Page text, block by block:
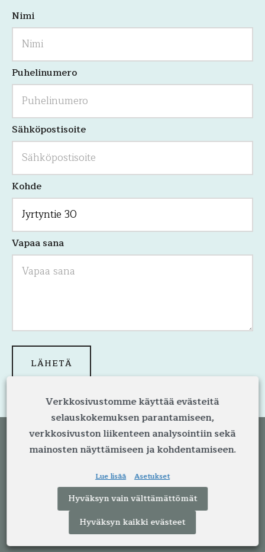
Kenttä
on
validointitarkoituksiin
tulee
jättää
koskemattomaksi.
Nimi
Puhelinumero
Sähköpostisoite
Kohde
Vapaa sana
LKV Savolin on lämmin ja moderni
kiinteistönvälitystoimisto Jyväskylässä. Meillä
Verkkosivustomme käyttää evästeitä
selauskokemuksen parantamiseen,
verkkosivuston liikenteen analysointiin sekä
mainosten näyttämiseen ja kohdentamiseen.
Lue lisää Asetukset
Hyväksyn vain välttämättömät
Hyväksyn kaikki evästeet